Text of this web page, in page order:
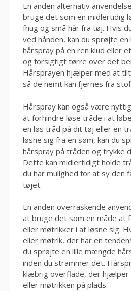
En anden alternativ
bruge det som en midlertidig
fnug og små hår fra tøj. Hvis
ved hånden, kan du sprøjte
hårspray på en ren klud eller
og forsigtigt tørre over det
Hårsprayen hjælper med at
så de nemt kan fjernes fra
Hårspray kan også være
at forhindre løse tråde i at
en løs tråd på dit tøj eller en
løsne sig fra en søm, kan du
hårspray på tråden og trykke
Dette kan midlertidigt holde
du har mulighed for at sy den
tøjet.
En anden overraskende
at bruge det som en måde at
eller møtrikker i at løsne sig.
eller møtrik, der har en
du sprøjte en lille mængde
inden du strammer det.
klæbrig overflade, der hjælper
eller møtrikken på plads.